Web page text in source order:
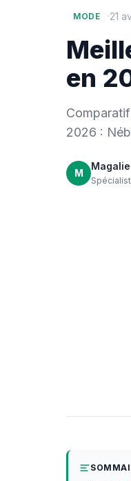
MODE ·21
en
2026 :
M